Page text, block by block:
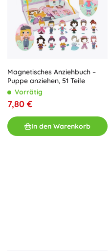
Magnetisches Anziehbuch –
Puppe anziehen, 51 Teile
Vorrätig
7,80 €
In den Warenkorb